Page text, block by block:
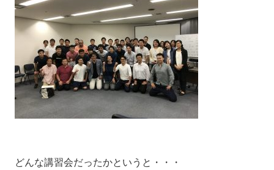
どんな講習会だったかというと・・・